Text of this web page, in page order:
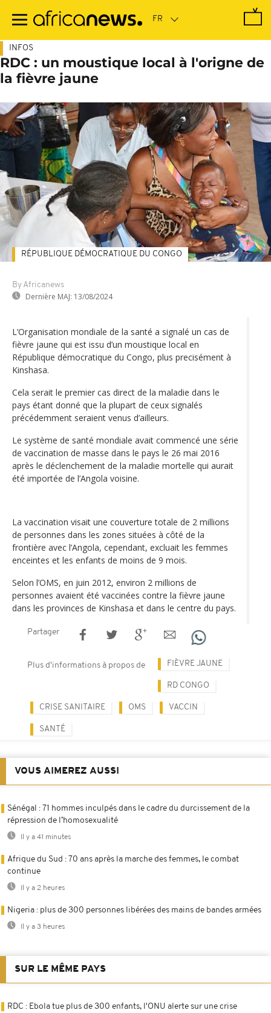
contenu
INFOS
RDC : un moustique local à l'origne de
la fièvre jaune
By Africanews
Dernière MAJ: 13/08/2024
RÉPUBLIQUE DÉMOCRATIQUE DU CONGO
L’Organisation mondiale de la santé a signalé un cas de
fièvre jaune qui est issu d’un moustique local en
République démocratique du Congo, plus precisément à
Kinshasa.
Cela serait le premier cas direct de la maladie dans le
pays étant donné que la plupart de ceux signalés
précédemment seraient venus d’ailleurs.
Le système de santé mondiale avait commencé une série
de vaccination de masse dans le pays le 26 mai 2016
après le déclenchement de la maladie mortelle qui aurait
été importée de l’Angola voisine.
La vaccination visait une couverture totale de 2 millions
de personnes dans les zones situées à côté de la
frontière avec l’Angola, cependant, excluait les femmes
enceintes et les enfants de moins de 9 mois.
Selon l’OMS, en juin 2012, environ 2 millions de
personnes avaient été vaccinées contre la fièvre jaune
dans les provinces de Kinshasa et dans le centre du pays.
Partager
Plus d'informations à propos de FIÈVRE JAUNE
RD CONGO
CRISE SANITAIRE OMS VACCIN
SANTÉ
VOUS AIMEREZ AUSSI
Sénégal : 71 hommes inculpés dans le cadre du durcissement de la
répression de l’homosexualité
Il y a 41 minutes
Afrique du Sud : 70 ans après la marche des femmes, le combat
continue
Il y a 2 heures
Nigeria : plus de 300 personnes libérées des mains de bandes armées
Il y a 3 heures
SUR LE MÊME PAYS
RDC : Ebola tue plus de 300 enfants, l'ONU alerte sur une crise